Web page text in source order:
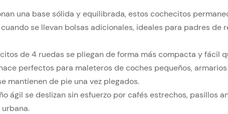
una base sólida y equilibrada, estos cochecitos
se llevan bolsas adicionales, ideales para padres de
de 4 ruedas se pliegan de forma más compacta y fácil
perfectos para maleteros de coches pequeños,
mantienen de pie una vez plegados.
ágil se deslizan sin esfuerzo por cafés estrechos, pasillos